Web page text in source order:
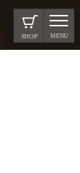
SHOP MENU